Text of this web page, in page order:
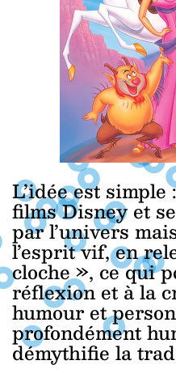
L’idée est
films Disney et
par l’univers
l’esprit vif, en
cloche », ce qui
réflexion et à la
humour et
profondément
démythifie la